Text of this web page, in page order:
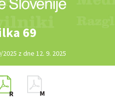
69
z dne 12. 9. 2025